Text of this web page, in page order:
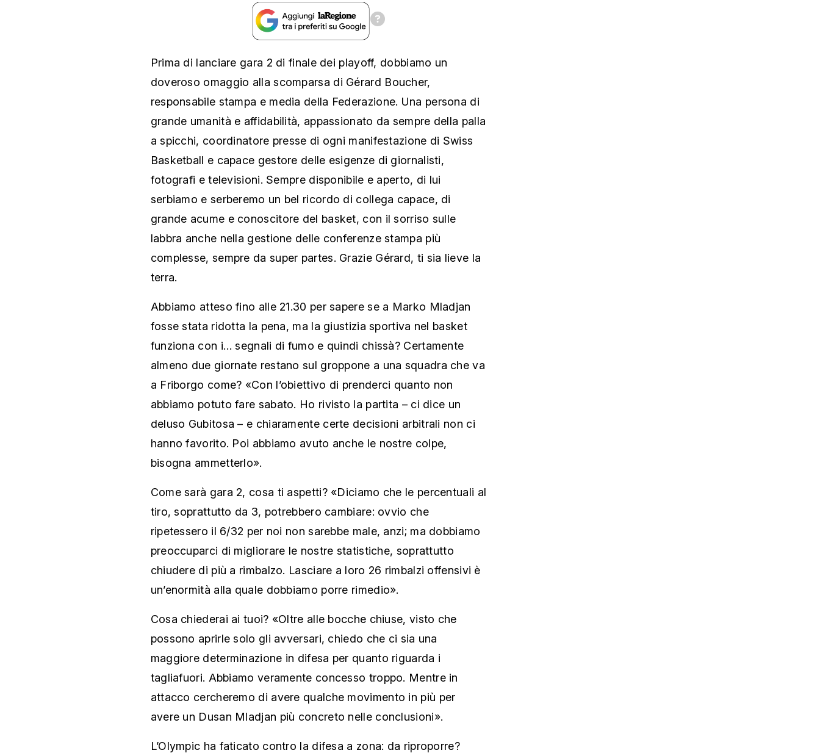
Prima di lanciare gara 2 di finale dei playoff, dobbiamo un
doveroso omaggio alla scomparsa di Gérard Boucher,
responsabile stampa e media della Federazione. Una persona di
grande umanità e affidabilità, appassionato da sempre della palla
a spicchi, coordinatore presse di ogni manifestazione di Swiss
Basketball e capace gestore delle esigenze di giornalisti,
fotografi e televisioni. Sempre disponibile e aperto, di lui
serbiamo e serberemo un bel ricordo di collega capace, di
grande acume e conoscitore del basket, con il sorriso sulle
labbra anche nella gestione delle conferenze stampa più
complesse, sempre da super partes. Grazie Gérard, ti sia lieve la
terra.
Abbiamo atteso fino alle 21.30 per sapere se a Marko Mladjan
fosse stata ridotta la pena, ma la giustizia sportiva nel basket
funziona con i… segnali di fumo e quindi chissà? Certamente
almeno due giornate restano sul groppone a una squadra che va
a Friborgo come? «Con l’obiettivo di prenderci quanto non
abbiamo potuto fare sabato. Ho rivisto la partita – ci dice un
deluso Gubitosa – e chiaramente certe decisioni arbitrali non ci
hanno favorito. Poi abbiamo avuto anche le nostre colpe,
bisogna ammetterlo».
Come sarà gara 2, cosa ti aspetti? «Diciamo che le percentuali al
tiro, soprattutto da 3, potrebbero cambiare: ovvio che
ripetessero il 6/32 per noi non sarebbe male, anzi; ma dobbiamo
preoccuparci di migliorare le nostre statistiche, soprattutto
chiudere di più a rimbalzo. Lasciare a loro 26 rimbalzi offensivi è
un’enormità alla quale dobbiamo porre rimedio».
Cosa chiederai ai tuoi? «Oltre alle bocche chiuse, visto che
possono aprirle solo gli avversari, chiedo che ci sia una
maggiore determinazione in difesa per quanto riguarda i
tagliafuori. Abbiamo veramente concesso troppo. Mentre in
attacco cercheremo di avere qualche movimento in più per
avere un Dusan Mladjan più concreto nelle conclusioni».
L’Olympic ha faticato contro la difesa a zona: da riproporre?